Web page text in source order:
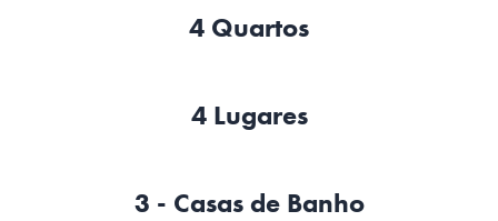
4 Quartos
4 Lugares
3 - Casas de Banho